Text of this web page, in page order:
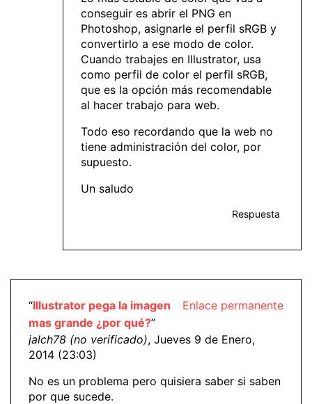
conseguir es abrir el PNG en
Photoshop, asignarle el perfil sRGB y
convertirlo a ese modo de color.
Cuando trabajes en Illustrator, usa
como perfil de color el perfil sRGB,
que es la opción más recomendable
al hacer trabajo para web.
Todo eso recordando que la web no
tiene administración del color, por
supuesto.
Un saludo
Respuesta
Enlace permanente
“Illustrator pega la imagen
mas grande ¿por qué?”
jalch78 (no verificado), Jueves 9 de Enero,
2014 (23:03)
No es un problema pero quisiera saber si saben
por que sucede.